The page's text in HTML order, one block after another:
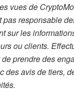
vues de
pas responsable
sur les
ou clients.
prendre des
des avis de tiers,